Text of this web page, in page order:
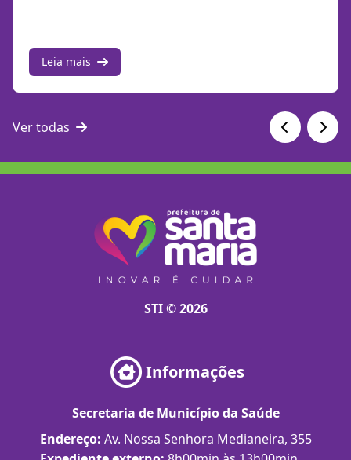
Leia mais
Ver todas
STI © 2026
Informações
Secretaria de Município da Saúde
Endereço: Av. Nossa Senhora Medianeira, 355